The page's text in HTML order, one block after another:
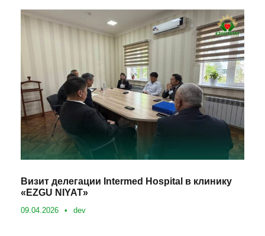
Визит делегации Intermed Hospital в клинику
«EZGU NIYAT»
09.04.2026 • dev